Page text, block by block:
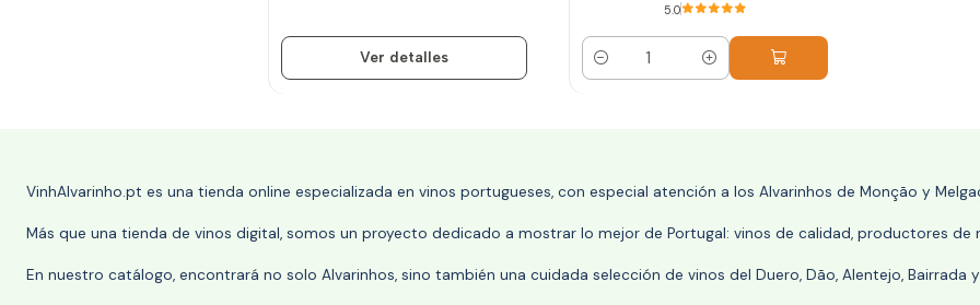
Ver detalles
5.0
Cantidad
VinhAlvarinho.pt es una tienda online especializada en vinos portugueses, con especial atención a los Alvarinhos de Monção y
Más que una tienda de vinos digital, somos un proyecto dedicado a mostrar lo mejor de Portugal: vinos de calidad, productores de
En nuestro catálogo, encontrará no solo Alvarinhos, sino también una cuidada selección de vinos del Duero, Dão, Alentejo, Bairrada